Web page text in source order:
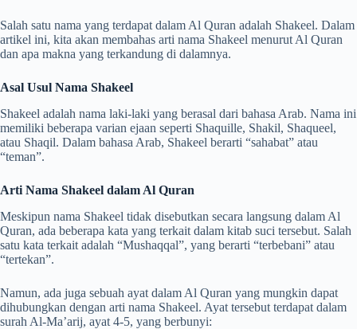
Salah satu nama yang terdapat dalam Al Quran adalah Shakeel. Dalam
artikel ini, kita akan membahas arti nama Shakeel menurut Al Quran
dan apa makna yang terkandung di dalamnya.
Asal Usul Nama Shakeel
Shakeel adalah nama laki-laki yang berasal dari bahasa Arab. Nama ini
memiliki beberapa varian ejaan seperti Shaquille, Shakil, Shaqueel,
atau Shaqil. Dalam bahasa Arab, Shakeel berarti “sahabat” atau
“teman”.
Arti Nama Shakeel dalam Al Quran
Meskipun nama Shakeel tidak disebutkan secara langsung dalam Al
Quran, ada beberapa kata yang terkait dalam kitab suci tersebut. Salah
satu kata terkait adalah “Mushaqqal”, yang berarti “terbebani” atau
“tertekan”.
Namun, ada juga sebuah ayat dalam Al Quran yang mungkin dapat
dihubungkan dengan arti nama Shakeel. Ayat tersebut terdapat dalam
surah Al-Ma’arij, ayat 4-5, yang berbunyi: